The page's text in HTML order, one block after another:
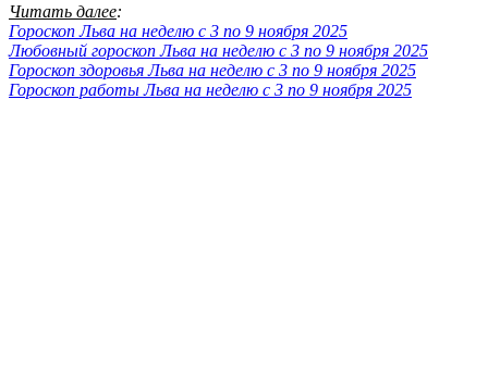
Читать далее:
Гороскоп Льва на неделю с 3 по 9 ноября 2025
Любовный гороскоп Льва на неделю с 3 по 9 ноября 2025
Гороскоп здоровья Льва на неделю с 3 по 9 ноября 2025
Гороскоп работы Льва на неделю с 3 по 9 ноября 2025